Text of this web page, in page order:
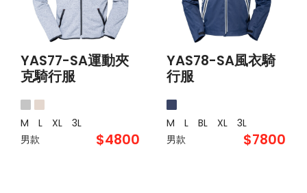
YAS77-SA運動夾
克騎行服
M L XL
3L
男款
$4800
YAS78-SA風衣騎
行服
M L BL XL
3L
男款
$7800